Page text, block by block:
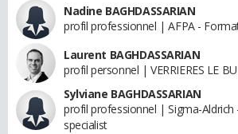
Nadine BAGHDASSARIAN
profil professionnel | AFPA -
Laurent BAGHDASSARIAN
profil personnel | VERRIERES LE
Sylviane BAGHDASSARIAN
profil professionnel | Sigma-Aldrich
specialist